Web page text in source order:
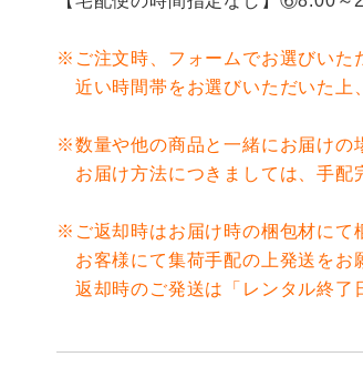
※ご注文時、フォームでお選びいた
近い時間帯をお選びいただいた上
※数量や他の商品と一緒にお届けの
お届け方法につきましては、手配
※ご返却時はお届け時の梱包材にて
お客様にて集荷手配の上発送をお
返却時のご発送は「レンタル終了